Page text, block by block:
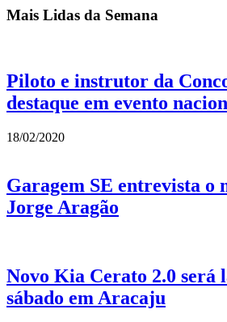
Mais Lidas da Semana
Piloto e instrutor da
destaque em evento
18/02/2020
Garagem SE entrevista o
Jorge Aragão
Novo Kia Cerato 2.0 será
sábado em Aracaju